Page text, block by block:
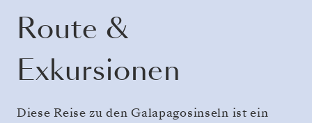
Route &
Exkursionen
Diese Reise zu den Galapagosinseln ist ein